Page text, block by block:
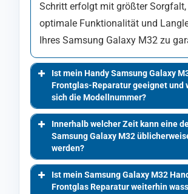
Schritt erfolgt mit größter
optimale Funktionalität und
Ihres Samsung Galaxy M32 zu
Ist mein Handy Samsung Galaxy
Frontglas-Reparatur geeignet und
sich die Modellnummer?
Innerhalb welcher Zeit kann eine
Samsung Galaxy M32
werden?
Ist mein Samsung Galaxy M32
Frontglas Reparatur weiterhin